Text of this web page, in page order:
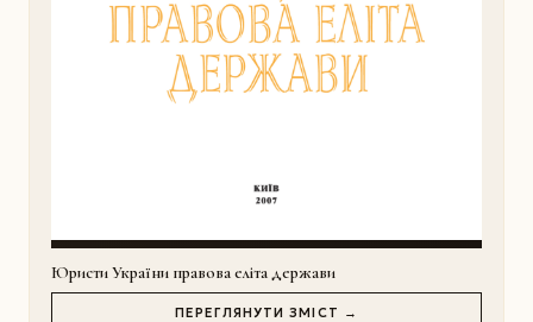
Юристи України правова еліта держави
ПЕРЕГЛЯНУТИ ЗМІСТ →